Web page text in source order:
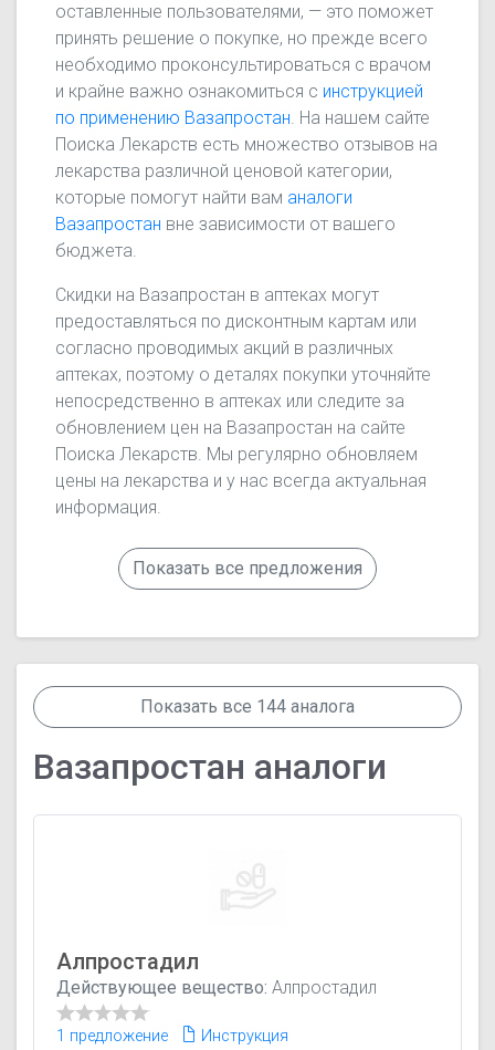
оставленные пользователями, — это поможет
принять решение о покупке, но прежде всего
необходимо проконсультироваться с врачом
и крайне важно ознакомиться с инструкцией
по применению Вазапростан . На нашем сайте
Поиска Лекарств есть множество отзывов на
лекарства различной ценовой категории,
которые помогут найти вам аналоги
Вазапростан вне зависимости от вашего
бюджета.
Скидки на Вазапростан в аптеках могут
предоставляться по дисконтным картам или
согласно проводимых акций в различных
аптеках, поэтому о деталях покупки уточняйте
непосредственно в аптеках или следите за
обновлением цен на Вазапростан на сайте
Поиска Лекарств. Мы регулярно обновляем
цены на лекарства и у нас всегда актуальная
информация.
Показать все предложения
Показать все 144 аналога
Вазапростан аналоги
Алпростадил
Действующее вещество: Алпростадил
1 предложение Инструкция